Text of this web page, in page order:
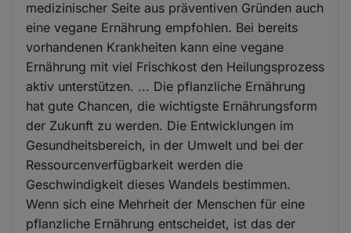
medizinischer Seite aus präventiven Gründen auch
eine vegane Ernährung empfohlen. Bei bereits
vorhandenen Krankheiten kann eine vegane
Ernährung mit viel Frischkost den Heilungsprozess
aktiv unterstützen. ... Die pflanzliche Ernährung
hat gute Chancen, die wichtigste Ernährungsform
der Zukunft zu werden. Die Entwicklungen im
Gesundheitsbereich, in der Umwelt und bei der
Ressourcenverfügbarkeit werden die
Geschwindigkeit dieses Wandels bestimmen.
Wenn sich eine Mehrheit der Menschen für eine
pflanzliche Ernährung entscheidet, ist das der